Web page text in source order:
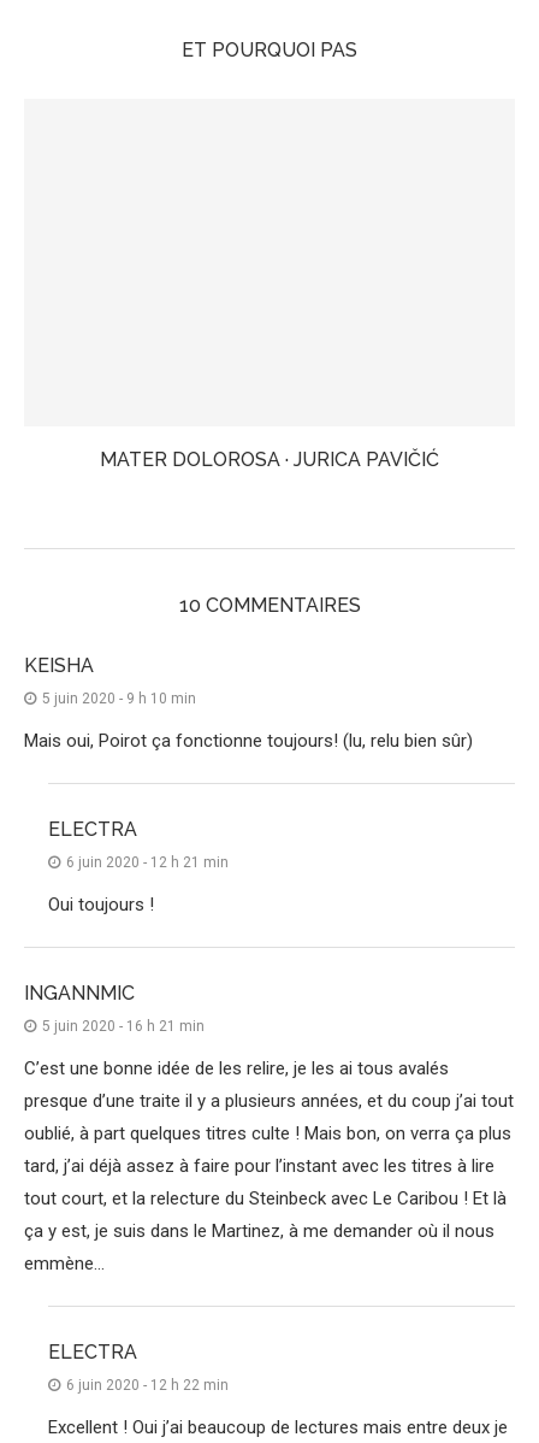
ET POURQUOI PAS
MATER DOLOROSA · JURICA PAVIČIĆ
10 COMMENTAIRES
KEISHA
5 juin 2020 - 9 h 10 min
Mais oui, Poirot ça fonctionne toujours! (lu, relu bien sûr)
ELECTRA
6 juin 2020 - 12 h 21 min
Oui toujours !
INGANNMIC
5 juin 2020 - 16 h 21 min
C’est une bonne idée de les relire, je les ai tous avalés
presque d’une traite il y a plusieurs années, et du coup j’ai tout
oublié, à part quelques titres culte ! Mais bon, on verra ça plus
tard, j’ai déjà assez à faire pour l’instant avec les titres à lire
tout court, et la relecture du Steinbeck avec Le Caribou ! Et là
ça y est, je suis dans le Martinez, à me demander où il nous
emmène…
ELECTRA
6 juin 2020 - 12 h 22 min
Excellent ! Oui j’ai beaucoup de lectures mais entre deux je